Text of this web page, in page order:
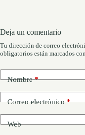
Deja un comentario
Tu dirección de correo
obligatorios están marcados con
Nombre*
Correo electrónico*
Web